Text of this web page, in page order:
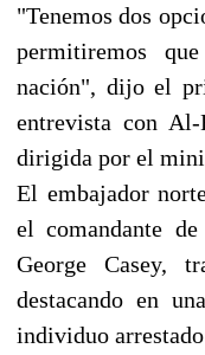
"Tenemos dos
permitiremos
nación", dijo el
entrevista con
dirigida por el
El embajador
el comandante
George Casey,
destacando en
individuo